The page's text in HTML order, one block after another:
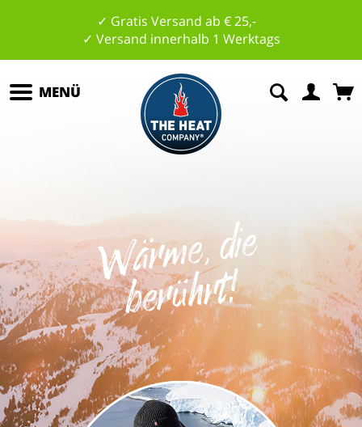
✓ Gratis Versand ab € 25,-
✓ Versand innerhalb 1 Werktags
W
ä
r
m
e,
di
e
b
e
r
ü
hrt
!
MENÜ